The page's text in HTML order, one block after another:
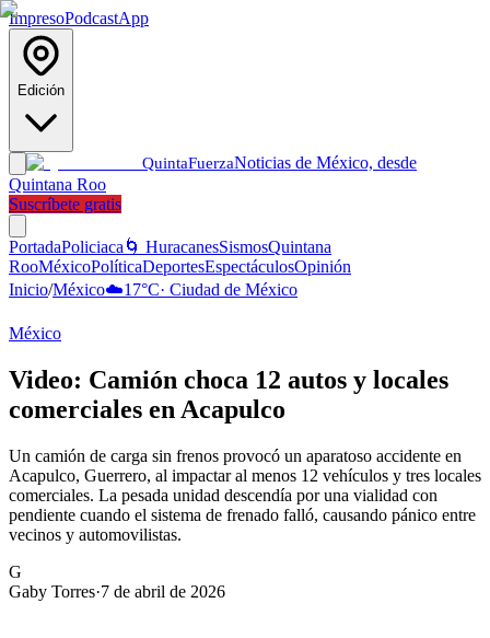
ImpresoPodcastApp
Edición
QuintaFuerzaNoticias de México, desde
Quintana Roo
Suscríbete gratis
PortadaPoliciaca 🌀 HuracanesSismosQuintana
RooMéxicoPolíticaDeportesEspectáculosOpinión
Inicio/México☁️17°C· Ciudad de México
México
Video: Camión choca 12 autos y locales
comerciales en Acapulco
Un camión de carga sin frenos provocó un aparatoso accidente en
Acapulco, Guerrero, al impactar al menos 12 vehículos y tres locales
comerciales. La pesada unidad descendía por una vialidad con
pendiente cuando el sistema de frenado falló, causando pánico entre
vecinos y automovilistas.
G
Gaby Torres·7 de abril de 2026